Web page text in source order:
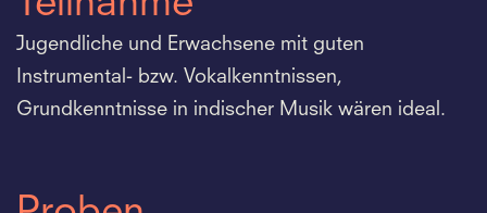
Jugendliche und Erwachsene mit guten
Instrumental- bzw. Vokalkenntnissen,
Grundkenntnisse in indischer Musik wären ideal.